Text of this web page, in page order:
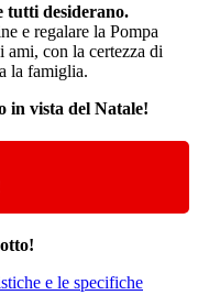
tutti desiderano.
e regalare la Pompa
con la certezza di
la famiglia.
in vista del Natale!
e le specifiche